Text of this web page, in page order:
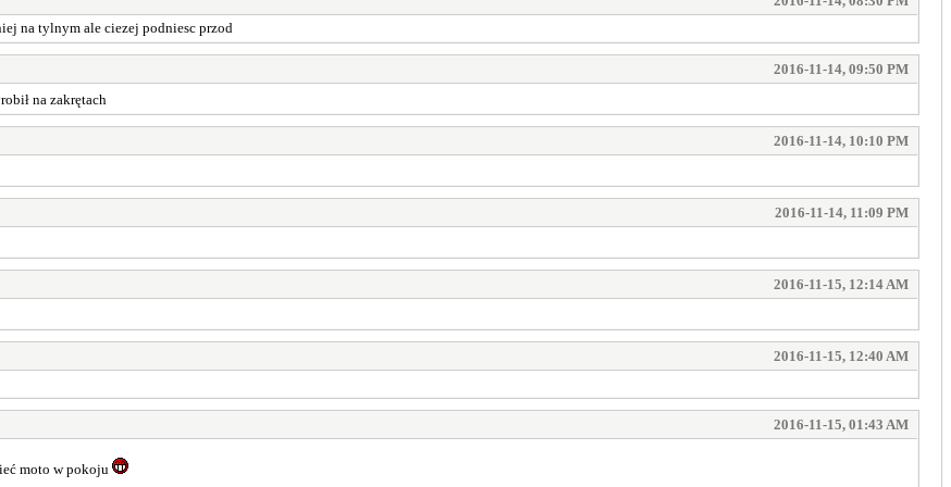
na tylnym ale ciezej podniesc przod
2016-11-14, 09:50 PM
na zakrętach
2016-11-14, 10:10 PM
2016-11-14, 11:09 PM
2016-11-15, 12:14 AM
2016-11-15, 12:40 AM
2016-11-15, 01:43 AM
moto w pokoju